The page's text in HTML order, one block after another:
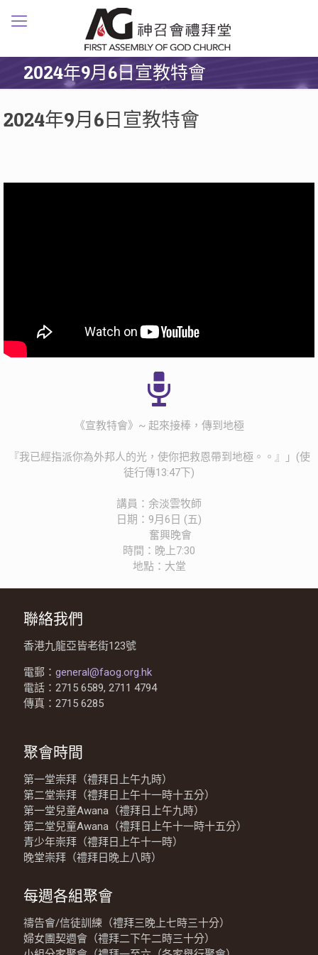
2024年9月6日宣教特會
2024年9月6日宣教特會
《宣教特會》~ 起來接棒，傳到地極
『我已經指派你為外邦人的光，使你把救恩帶到地極。。』」(使
徒行傳13:47下)
講員：余淡雲牧師
日期：9月6日 (五)
奮興晚會
時間：晚上7:30
地點：大堂
聯絡我們
香港九龍亞皆老街123號
電郵： general@faog.org.hk
電話：2715 6589, 2711 4794
傳真：2715 6285
聚會時間
第一堂崇拜（禮拜日上午九時）
第二堂崇拜（禮拜日上午十一時十五分）
第一堂兒童Awana（禮拜日上午九時）
第二堂兒童Awana（禮拜日上午十一時十五分）
青少年崇拜（禮拜日上午十一時）
晚堂崇拜（禮拜日晚上八時）
每週各組聚會
禱告會/信徒訓練（禮拜三晚上七時三十分）
婦女團契週會（禮拜二下午二時三十分）